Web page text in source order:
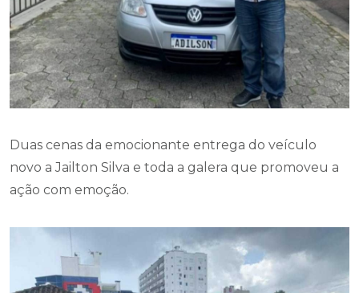
Duas cenas da emocionante entrega do veículo
novo a Jailton Silva e toda a galera que promoveu a
ação com emoção.